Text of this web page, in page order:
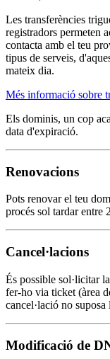
Les transferències
registradors permeten
contacta amb el teu
tipus de serveis,
mateix dia.
Més informació sobre
Els dominis, un cop
data d'expiració.
Renovacions
Pots renovar el teu
procés sol tardar entre
Cancel·lacions
És possible sol·licitar
fer-ho via ticket (àrea
cancel·lació no
Modificació de